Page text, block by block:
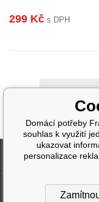
299 Kč s DPH
Fakturační údaje
Další informace
Domácí potřeby
souhlas k využití
ukazovat
personalizace